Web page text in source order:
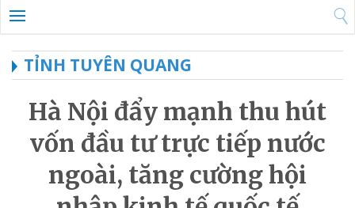
TỈNH TUYÊN QUANG
Hà Nội đẩy mạnh thu hút
vốn đầu tư trực tiếp nước
ngoài, tăng cường hội